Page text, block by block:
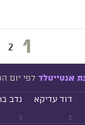
1
2
אנטייטלד לפי יום
2
דוד עדיקא
3
נדב